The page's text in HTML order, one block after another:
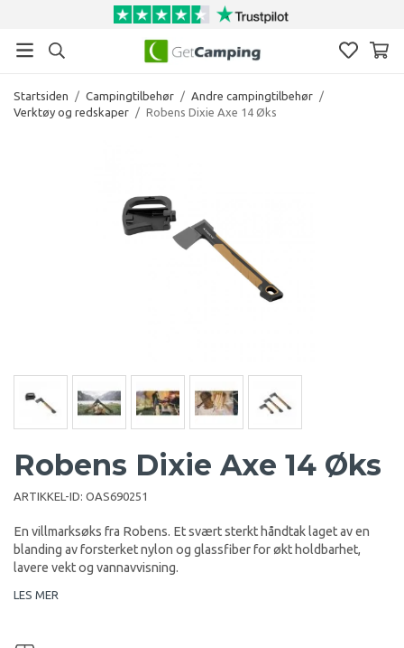
Startsiden / Campingtilbehør / Andre campingtilbehør /
Verktøy og redskaper / Robens Dixie Axe 14 Øks
Robens Dixie Axe 14 Øks
ARTIKKEL-ID: OAS690251
En villmarksøks fra Robens. Et svært sterkt håndtak laget av en
blanding av forsterket nylon og glassfiber for økt holdbarhet,
lavere vekt og vannavvisning.
LES MER